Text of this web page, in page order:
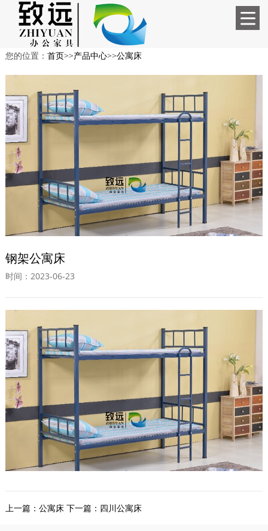
您的位置： 首页>>产品中心>>公寓床
钢架公寓床
时间：2023-06-23
上一篇： 公寓床 下一篇： 四川公寓床